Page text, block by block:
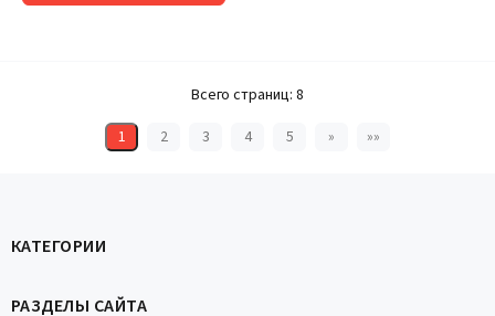
Всего страниц: 8
1
2 3 4 5 » »»
КАТЕГОРИИ
РАЗДЕЛЫ САЙТА